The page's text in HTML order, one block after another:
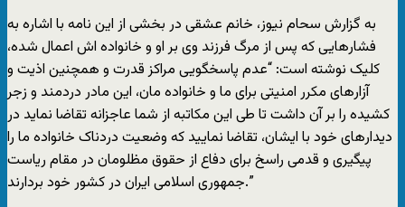
به گزارش سحام نیوز، خانم عشقی در بخشی از این نامه با اشاره به
فشارها‌یی که پس از مرگ فرزند وی بر او و خانواده اش اعمال شده،
کلیک نوشته است: “عدم پاسخگویی مراکز قدرت و همچنین اذیت و
آزارهای مکرر امنیتی برای ما و خانواده مان، این مادر دردمند و زجر
کشیده را بر آن داشت تا طی این مکاتبه از شما عاجزانه تقاضا نماید در
دیدارهای خود با ایشان، تقاضا نمایید که وضعیت دردناک خانواده ما را
پیگیری و قدمی راسخ برای دفاع از حقوق مظلومان در مقام ریاست
جمهوری اسلامی ایران در کشور خود بردارند.”